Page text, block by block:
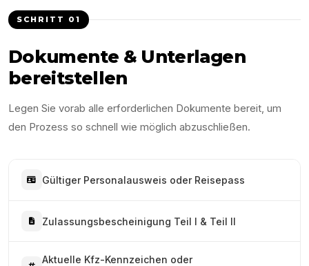
SCHRITT 01
Dokumente & Unterlagen
bereitstellen
Legen Sie vorab alle erforderlichen Dokumente bereit, um
den Prozess so schnell wie möglich abzuschließen.
Gültiger Personalausweis oder Reisepass
Zulassungsbescheinigung Teil I & Teil II
Aktuelle Kfz-Kennzeichen oder